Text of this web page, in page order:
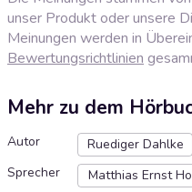
unser Produkt oder unsere
Meinungen werden in
Bewertungsrichtlinien
Mehr zu dem
Autor
Ruediger Dahlke
Sprecher
Matthias Ernst